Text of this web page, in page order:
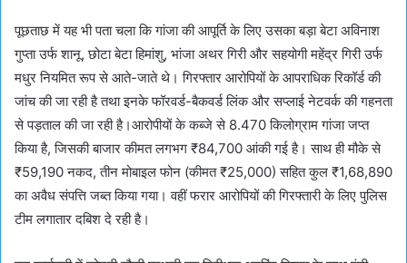
पूछताछ में यह भी पता चला कि गांजा की आपूर्ति के लिए उसका बड़ा बेटा अविनाश
गुप्ता उर्फ शानू, छोटा बेटा हिमांशु, भांजा अथर गिरी और सहयोगी महेंद्र गिरी उर्फ
मधुर नियमित रूप से आते-जाते थे। गिरफ्तार आरोपियों के आपराधिक रिकॉर्ड की
जांच की जा रही है तथा इनके फॉरवर्ड-बैकवर्ड लिंक और सप्लाई नेटवर्क की गहनता
से पड़ताल की जा रही है।आरोपीयों के कब्जे से 8.470 किलोग्राम गांजा जप्त
किया है, जिसकी बाजार कीमत लगभग ₹84,700 आंकी गई है। साथ ही मौके से
₹59,190 नकद, तीन मोबाइल फोन (कीमत ₹25,000) सहित कुल ₹1,68,890
का अवैध संपत्ति जब्त किया गया। वहीं फरार आरोपियों की गिरफ्तारी के लिए पुलिस
टीम लगातार दबिश दे रही है।